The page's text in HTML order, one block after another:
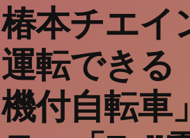
椿本チエ
運転できる
機付自転